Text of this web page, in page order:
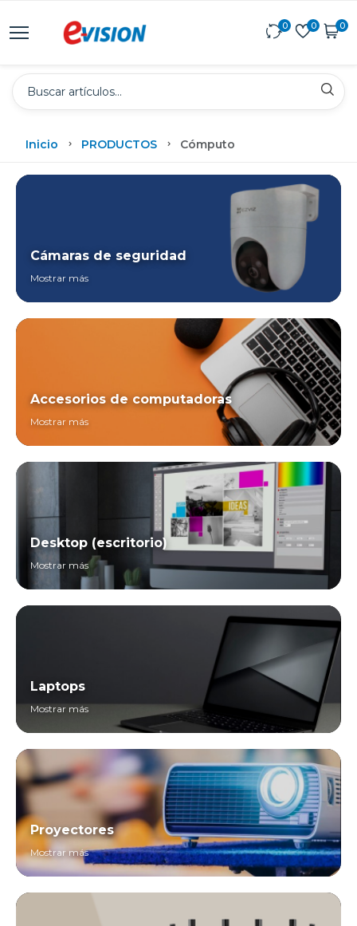
0 0 0
Inicio PRODUCTOS Cómputo
Cámaras de seguridad
Mostrar más
Accesorios de computadoras
Mostrar más
Desktop (escritorio)
Mostrar más
Laptops
Mostrar más
Proyectores
Mostrar más